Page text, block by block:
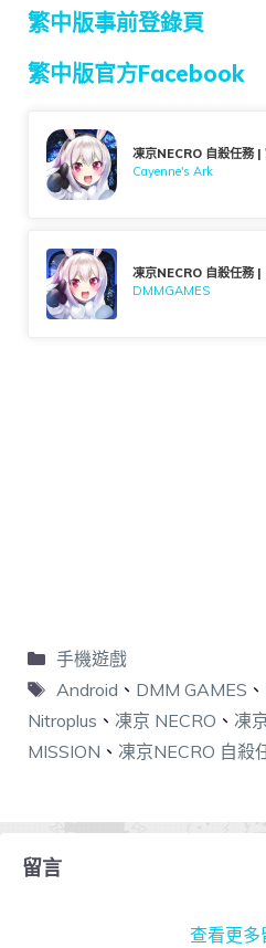
繁中版事前登錄頁
繁中版官方Facebook
凍京NECRO 自殺任務 |
Cayenne's Ark
凍京NECRO 自殺任務 |
DMMGAMES
手機遊戲
Android 、 DMM GAMES 、
Nitroplus 、 凍京 NECRO 、 凍
MISSION 、 凍京NECRO 自殺
留言
查看更多